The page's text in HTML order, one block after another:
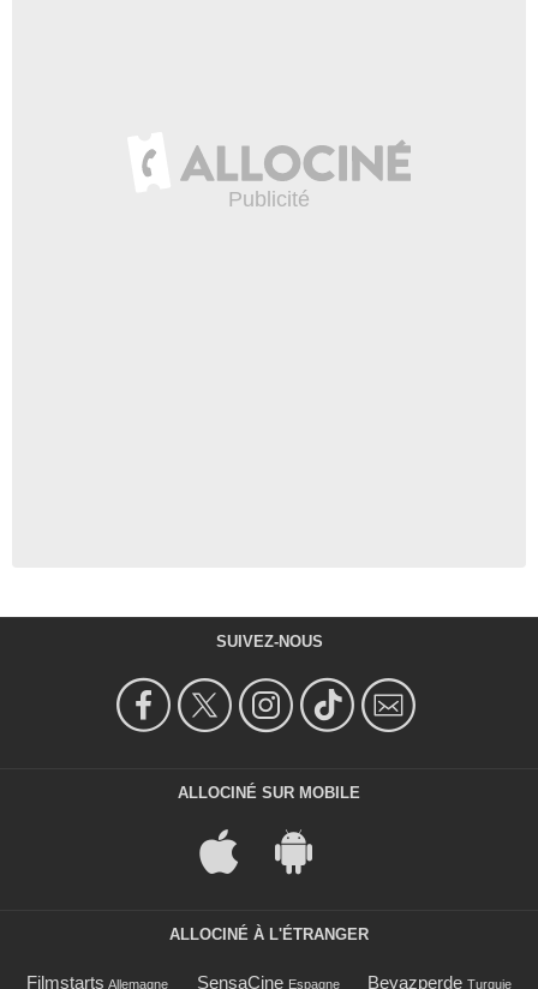
SUIVEZ-NOUS
ALLOCINÉ SUR MOBILE
ALLOCINÉ À L'ÉTRANGER
Filmstarts Allemagne SensaCine Espagne Beyazperde Turquie